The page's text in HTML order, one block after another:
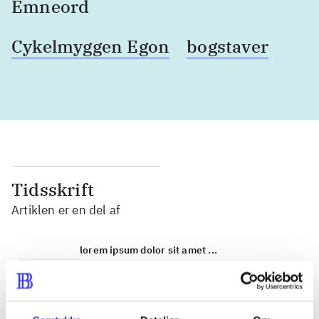
Emneord
Cykelmyggen Egon
bogstaver
Tidsskrift
Artiklen er en del af
lorem ipsum dolor sit amet ...
Artiklerne i